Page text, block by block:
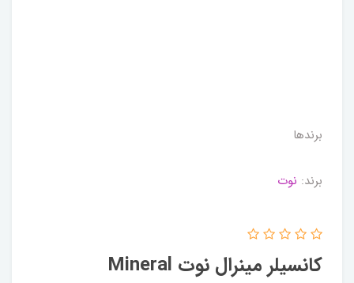
برندها
برند: نوت
کانسیلر مینرال نوت Mineral